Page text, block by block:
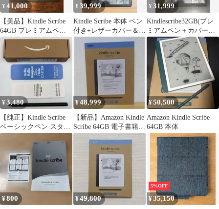
¥41,000
【美品】Kindle Scribe
64GB プレミアムペン
＋3年保証付
¥39,999
Kindle Scribe 本体 ペン
付き+レザーカバー＆ペ
ンホルダー・箱入り
¥31,999
Kindlescribe32GB(プレ
ミアムペン＋カバー付
き)
¥3,480
【純正】Kindle Scribe
ベーシックペン スタイ
ラスペン Amazon
¥48,999
【新品】Amazon Kindle
Scribe 64GB 電子書籍リ
ーダー
¥50,500
Amazon Kindle Scribe
64GB 本体
¥800 ¥49,800
5%OFF
¥35,150